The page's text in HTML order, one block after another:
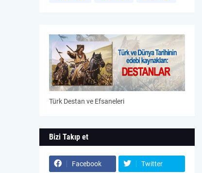
Türk Destan ve Efsaneleri
Bizi Takıp et
Facebook Twitter